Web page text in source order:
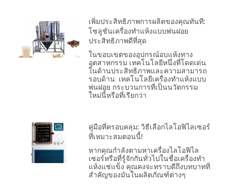
เพิ่มประสิทธิภาพการผลิตของคุณทันที:
โซลูชันเครื่องทำแห้งแบบพ่นฝอย
ประสิทธิภาพดีที่สุด
ในขอบเขตของอุปกรณ์อบแห้งทาง
อุตสาหกรรม เทคโนโลยีหนึ่งที่โดดเด่น
ในด้านประสิทธิภาพและความสามารถ
รอบด้าน: เทคโนโลยีเครื่องทำแห้งแบบ
พ่นฝอย กระบวนการที่เป็นนวัตกรรม
ใหม่นี้หรือที่เรียกว่า
คู่มือที่ครอบคลุม: วิธีเลือกไลโอฟิไลเซอร์
ที่เหมาะสมตอนนี้!
หากคุณกำลังตามหาเครื่องไลโอฟิไล
เซอร์หรือที่รู้จักกันทั่วไปในชื่อเครื่องทำ
แห้งแช่แข็ง คุณคงจะทราบดีถึงบทบาทที่
สำคัญของมันในผลิตภัณฑ์ต่างๆ